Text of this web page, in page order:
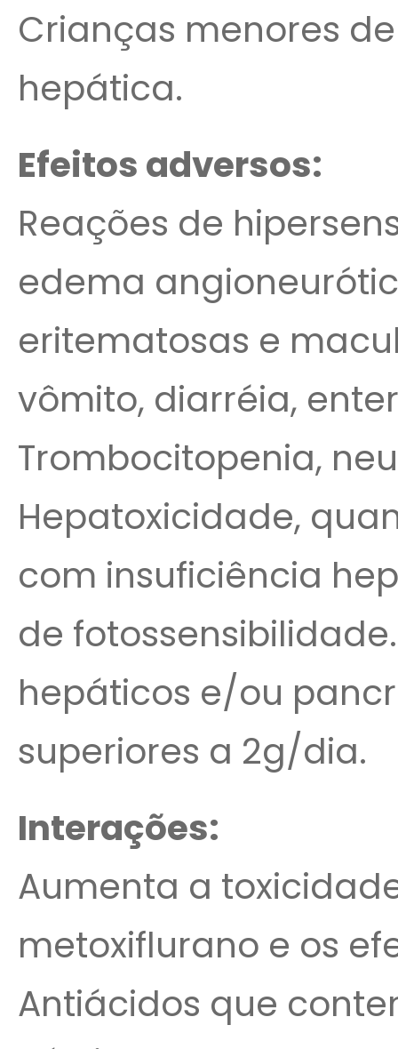
Crianças menores
hepática.
Efeitos adversos:
Reações de
edema
eritematosas e
vômito, diarréia,
Trombocitopenia,
Hepatoxicidade,
com insuficiência
de
hepáticos e/ou
superiores a 2g/dia.
Interações:
Aumenta a
metoxiflurano e os
Antiácidos que